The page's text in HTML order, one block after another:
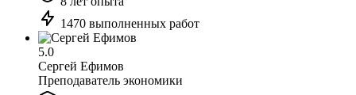
1470 выполненных работ
5.0
Сергей Ефимов
Преподаватель экономики